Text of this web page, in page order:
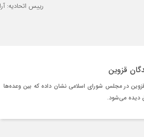
رییس اتحادیه:
قزوین
در مجلس شورای اسلامی نشان داده که بین وعده‌ها
دیده می‌شود.